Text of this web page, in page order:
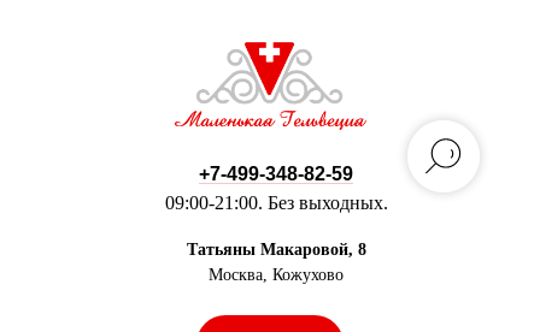
+7-499-348-82-59
09:00-21:00. Без выходных.
Татьяны Макаровой, 8
Москва, Кожухово